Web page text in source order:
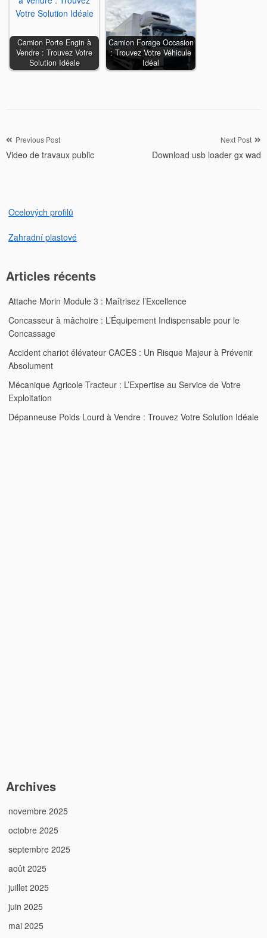
Camion Porte Engin à
Vendre : Trouvez Votre
Solution Idéale
Camion Forage Occasion
: Trouvez Votre Véhicule
Idéal
Navigation
de
Previous Post
Video de travaux public
Next Post
Download usb loader gx wad
Ocelových profilů
Zahradní plastové
Articles récents
Attache Morin Module 3 : Maîtrisez l’Excellence
Concasseur à mâchoire : L’Équipement Indispensable pour le
Concassage
Accident chariot élévateur CACES : Un Risque Majeur à Prévenir
Absolument
Mécanique Agricole Tracteur : L’Expertise au Service de Votre
Exploitation
Dépanneuse Poids Lourd à Vendre : Trouvez Votre Solution Idéale
Archives
novembre 2025
octobre 2025
septembre 2025
août 2025
juillet 2025
juin 2025
mai 2025